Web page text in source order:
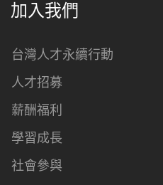
加入我們
台灣人才永續行動
人才招募
薪酬福利
學習成長
社會參與